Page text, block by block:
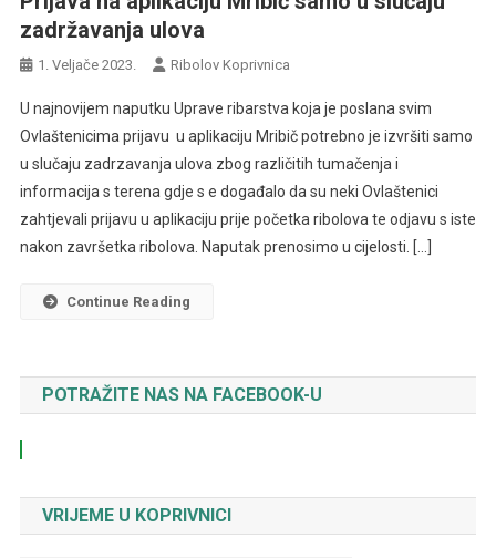
zadržavanja ulova
1. Veljače 2023. Ribolov Koprivnica
U najnovijem naputku Uprave ribarstva koja je poslana svim
Ovlaštenicima prijavu u aplikaciju Mribič potrebno je izvršiti samo
u slučaju zadrzavanja ulova zbog različitih tumačenja i
informacija s terena gdje s e događalo da su neki Ovlaštenici
zahtjevali prijavu u aplikaciju prije početka ribolova te odjavu s iste
nakon završetka ribolova. Naputak prenosimo u cijelosti. […]
Continue Reading
POTRAŽITE NAS NA FACEBOOK-U
VRIJEME U KOPRIVNICI